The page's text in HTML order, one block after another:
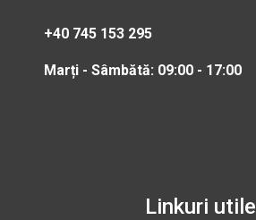
+40 745 153 295
Marți - Sâmbătă: 09:00 - 17:00
Linkuri utile